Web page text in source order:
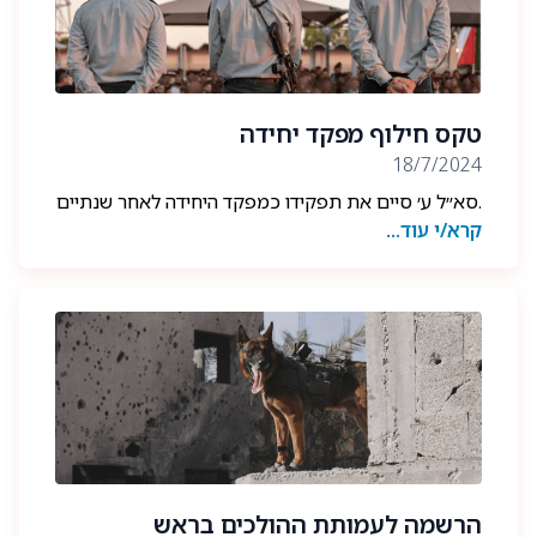
דויד ששון הי״ד השתתפו בטקס הקבורה ואמו נשאה
דברים.
טקס חילוף מפקד יחידה
18/7/2024
.סא״ל ע׳ סיים את תפקידו כמפקד היחידה לאחר שנתיים
משמעותיות ביותר בהובלת היחידה במלחמת ״חרבות
בהם היחידה הצילה חיים רבים תוך חתירה למגע, הפגינה
רוח לחימה גבוהה והשפיעה בצורה משמעותית ביותר
ביותר על שדה הקרב בכלל גזרות הלחימה.
סא״ל ע׳ מסיים פרק בחייו של 14 שנות שירות ביחידה
בהן תרם רבות לבנייה וחיזוק היחידה ולוחמיה בכלל
לו גם על כך שבתקופתו כמפקד הקשר והשותפות עם
קרא/י עוד...
הרשמה לעמותת ההולכים בראש